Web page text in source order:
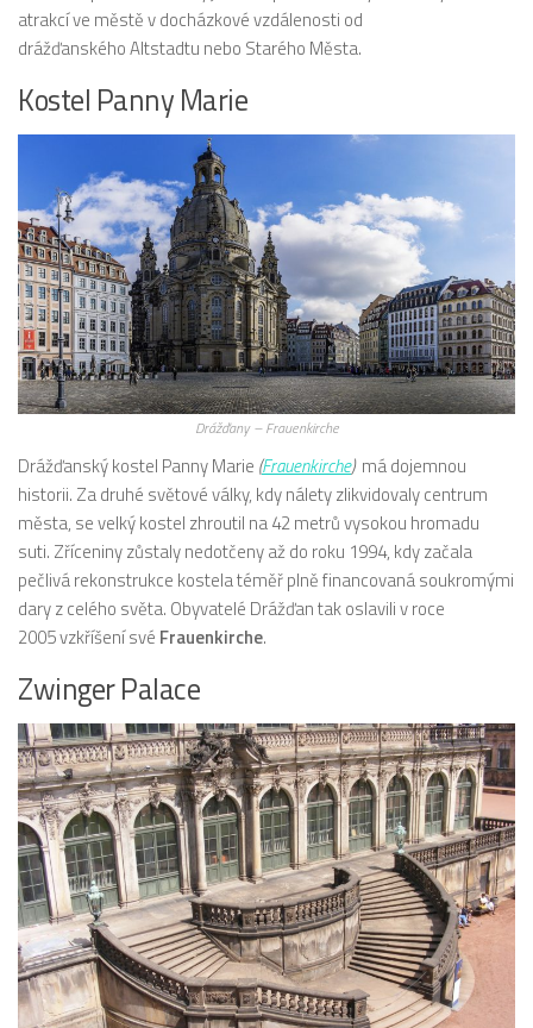
atrakcí ve městě v docházkové vzdálenosti od
drážďanského Altstadtu nebo Starého Města.
Kostel Panny Marie
Drážďany – Frauenkirche
Drážďanský kostel Panny Marie (Frauenkirche)má dojemnou
historii. Za druhé světové války, kdy nálety zlikvidovaly centrum
města, se velký kostel zhroutil na 42 metrů vysokou hromadu
suti. Zříceniny zůstaly nedotčeny až do roku 1994, kdy začala
pečlivá rekonstrukce kostela téměř plně financovaná soukromými
dary z celého světa. Obyvatelé Drážďan tak oslavili v roce
2005 vzkříšení své Frauenkirche.
Zwinger Palace